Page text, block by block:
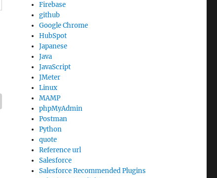
Firebase
github
Google Chrome
HubSpot
Japanese
Java
JavaScript
JMeter
Linux
MAMP
phpMyAdmin
Postman
Python
quote
Reference url
Salesforce
Salesforce Recommended Plugins